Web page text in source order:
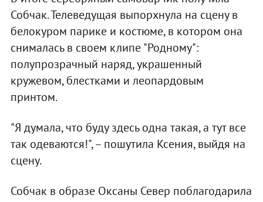
Собчак. Телеведущая выпорхнула на сцену в
белокуром парике и костюме, в котором она
снималась в своем клипе "Родному":
полупрозрачный наряд, украшенный
кружевом, блестками и леопардовым
принтом.
"Я думала, что буду здесь одна такая, а тут все
так одеваются!", – пошутила Ксения, выйдя на
сцену.
Собчак в образе Оксаны Север поблагодарила